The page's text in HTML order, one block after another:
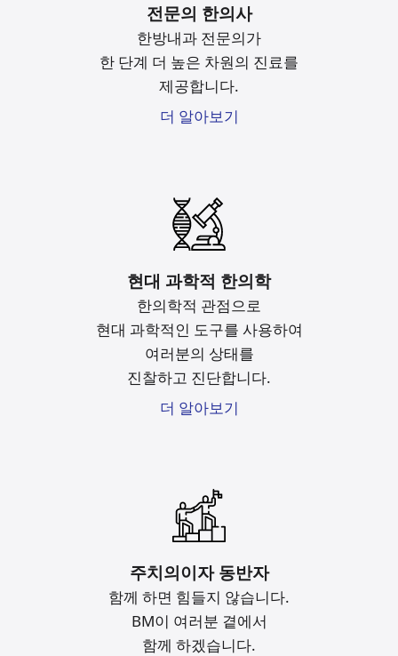
전문의 한의사
한방내과 전문의가
한 단계 더 높은 차원의 진료를
제공합니다.
더 알아보기
현대 과학적 한의학
한의학적 관점으로
현대 과학적인 도구를 사용하여
여러분의 상태를
진찰하고 진단합니다.
더 알아보기
주치의이자 동반자
함께 하면 힘들지 않습니다.
BM이 여러분 곁에서
함께 하겠습니다.